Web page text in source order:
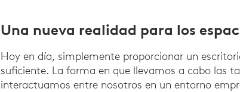
Una nueva realidad para los
Hoy en día, simplemente proporcionar un
suficiente. La forma en que llevamos a cabo las
interactuamos entre nosotros en un entorno